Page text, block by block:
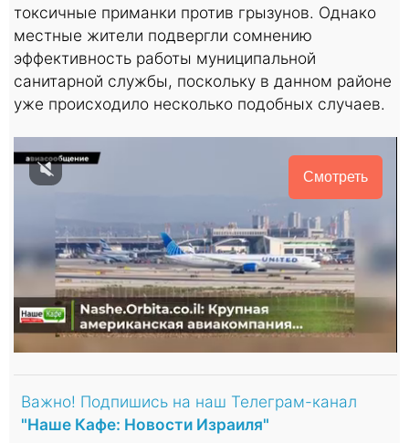
токсичные приманки против грызунов. Однако
местные жители подвергли сомнению
эффективность работы муниципальной
санитарной службы, поскольку в данном районе
уже происходило несколько подобных случаев.
Смотреть
Важно! Подпишись на наш Телеграм-канал
"Наше Кафе: Новости Израиля"